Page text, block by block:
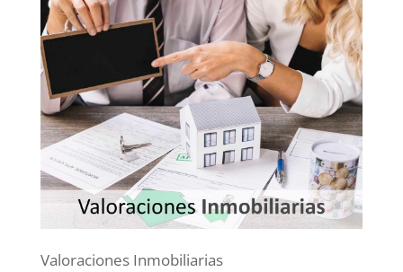
Valoraciones Inmobiliarias